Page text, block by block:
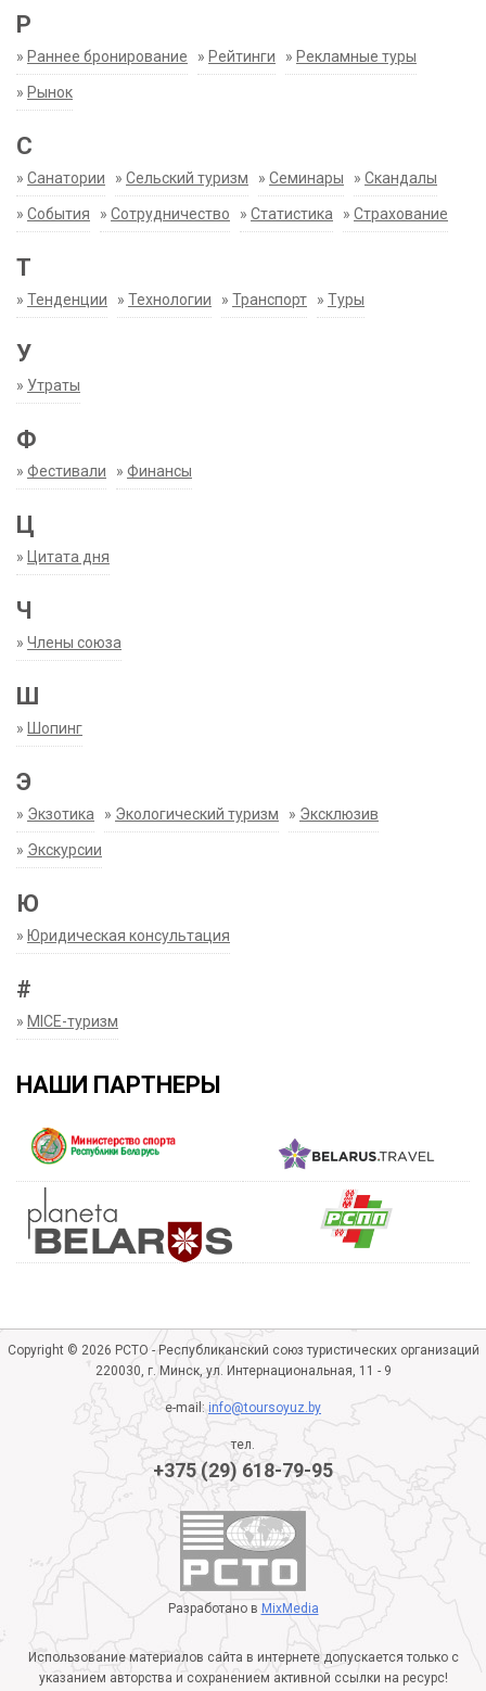
Р
» Раннее бронирование » Рейтинги » Рекламные туры
» Рынок
С
» Санатории » Сельский туризм » Семинары » Скандалы
» События » Сотрудничество » Статистика » Страхование
Т
» Тенденции » Технологии » Транспорт » Туры
У
» Утраты
Ф
» Фестивали » Финансы
Ц
» Цитата дня
Ч
» Члены союза
Ш
» Шопинг
Э
» Экзотика » Экологический туризм » Эксклюзив
» Экскурсии
Ю
» Юридическая консультация
#
» MICE-туризм
НАШИ ПАРТНЕРЫ
Copyright © 2026 РСТО - Республиканский союз туристических организаций
220030, г. Минск, ул. Интернациональная, 11 - 9
e-mail:info@toursoyuz.by
тел.
+375 (29) 618-79-95
Разработано в MixMedia
Использование материалов сайта в интернете допускается только с
указанием авторства и сохранением активной ссылки на ресурс!